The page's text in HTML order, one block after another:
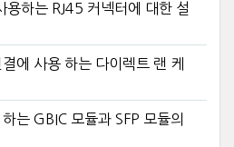
용하는 RJ45 커넥터에 대한 설
에 사용 하는 다이렉트 랜 케
는 GBIC 모듈과 SFP 모듈의